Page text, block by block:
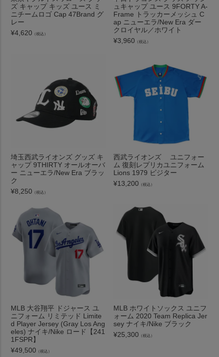
ズ キャップ キッズ ユース ミ
ニチームロゴ Cap 47Brand グ
レー
¥4,620 （税込）
ュキャップ ユース 9FORTY A-
Frame トラッカーメッシュ C
ap ニューエラ/New Era ダー
クロイヤル／ホワイト
¥3,960 （税込）
埼玉西武ライオンズ グッズ キ
ャップ 9THIRTY オールオーバ
ー ニューエラ/New Era ブラッ
ク
¥8,250 （税込）
西武ライオンズ ユニフォー
ム 復刻レプリカユニフォーム
Lions 1979 ビジター
¥13,200 （税込）
MLB 大谷翔平 ドジャース ユ
ニフォーム リミテッド Limite
d Player Jersey (Gray Los Ang
eles) ナイキ/Nike ロード【241
1FSPR】
¥49,500 （税込）
MLB ホワイトソックス ユニフ
ォーム 2020 Team Replica Jer
sey ナイキ/Nike ブラック
¥25,300 （税込）